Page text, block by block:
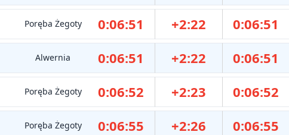
Poręba Żegoty 0:06:51 +2:22 0:06:51
Alwernia 0:06:51 +2:22 0:06:51
Poręba Żegoty 0:06:52 +2:23 0:06:52
Poręba Żegoty 0:06:55 +2:26 0:06:55